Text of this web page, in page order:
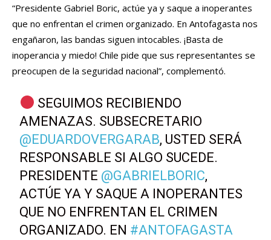
“Presidente Gabriel Boric, actúe ya y saque a inoperantes
que no enfrentan el crimen organizado. En Antofagasta nos
engañaron, las bandas siguen intocables. ¡Basta de
inoperancia y miedo! Chile pide que sus representantes se
preocupen de la seguridad nacional”, complementó.
SEGUIMOS RECIBIENDO
AMENAZAS. SUBSECRETARIO
@EDUARDOVERGARAB, USTED SERÁ
RESPONSABLE SI ALGO SUCEDE.
PRESIDENTE @GABRIELBORIC,
ACTÚE YA Y SAQUE A INOPERANTES
QUE NO ENFRENTAN EL CRIMEN
ORGANIZADO. EN #ANTOFAGASTA